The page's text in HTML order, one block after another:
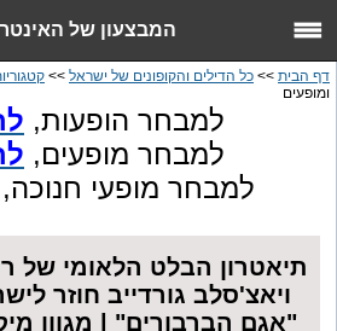
המבצעון של
דף הבית >> כל הדילים והקופונים של ישראל >>
ומופעים
למבחר הופעות,
למבחר מופעים,
למבחר מופעי חנוכה,
תיאטרון הבלט הלאומי של
ויאצ'סלב גורדייב חוזר
"אגם הברבורים" | מגוון